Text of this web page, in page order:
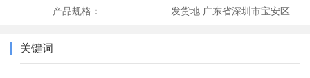
产品规格： 发货地:广东省深圳市宝安区
关键词